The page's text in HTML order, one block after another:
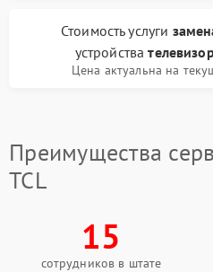
Стоимость услуги
устройства
Цена актуальна на
Преимущества
TCL
15
сотрудников в штате